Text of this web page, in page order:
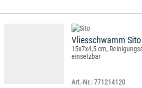
Vliesschwamm
15x7x4,5 cm,
einsetzbar
771214120